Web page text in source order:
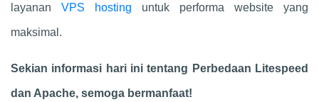
layanan VPS hosting untuk performa website yang
maksimal.
Sekian informasi hari ini tentang Perbedaan Litespeed
dan Apache, semoga bermanfaat!